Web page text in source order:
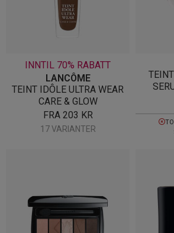
INNTIL 70% RABATT
LANCÔME
TEINT IDÔLE ULTRA WEAR
CARE & GLOW
FRA 203 KR
17 VARIANTER